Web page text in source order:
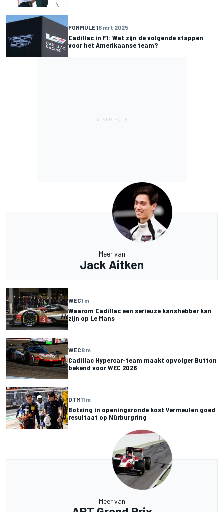
FORMULE 18 mrt 2025
Cadillac in F1: Wat zijn de volgende stappen
voor het Amerikaanse team?
Meer van
Jack Aitken
WEC1 m
Waarom Cadillac een serieuze kanshebber kan
zijn op Le Mans
WEC8 m
Cadillac Hypercar-team maakt opvolger Button
bekend voor WEC 2026
DTM11 m
Botsing in openingsronde kost Vermeulen goed
resultaat op Nürburgring
Meer van